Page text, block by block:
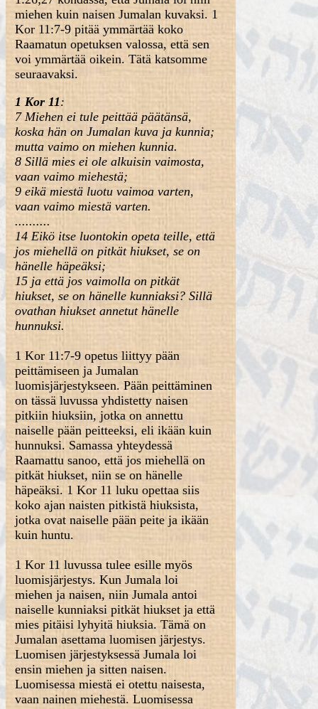
miehen kuin naisen Jumalan kuvaksi. 1
Kor 11:7-9 pitää ymmärtää koko
Raamatun opetuksen valossa, että sen
voi ymmärtää oikein. Tätä katsomme
seuraavaksi.
1 Kor 11:
7Miehen ei tule peittää päätänsä,
koska hän on Jumalan kuva ja kunnia;
mutta vaimo on miehen kunnia.
8Sillä mies ei ole alkuisin vaimosta,
vaan vaimo miehestä;
9eikä miestä luotu vaimoa varten,
vaan vaimo miestä varten.
..........
14Eikö itse luontokin opeta teille, että
jos miehellä on pitkät hiukset, se on
hänelle häpeäksi;
15 ja että jos vaimolla on pitkät
hiukset, se on hänelle kunniaksi? Sillä
ovathan hiukset annetut hänelle
hunnuksi.
1 Kor 11:7-9 opetus liittyy pään
peittämiseen ja Jumalan
luomisjärjestykseen. Pään peittäminen
on tässä luvussa yhdistetty naisen
pitkiin hiuksiin, jotka on annettu
naiselle pään peitteeksi, eli ikään kuin
hunnuksi. Samassa yhteydessä
Raamattu sanoo, että jos miehellä on
pitkät hiukset, niin se on hänelle
häpeäksi. 1 Kor 11 luku opettaa siis
koko ajan naisten pitkistä hiuksista,
jotka ovat naiselle pään peite ja ikään
kuin huntu.
1 Kor 11 luvussa tulee esille myös
luomisjärjestys. Kun Jumala loi
miehen ja naisen, niin Jumala antoi
naiselle kunniaksi pitkät hiukset ja että
mies pitäisi lyhyitä hiuksia. Tämä on
Jumalan asettama luomisen järjestys.
Luomisen järjestyksessä Jumala loi
ensin miehen ja sitten naisen.
Luomisessa miestä ei otettu naisesta,
vaan nainen miehestä. Luomisessa